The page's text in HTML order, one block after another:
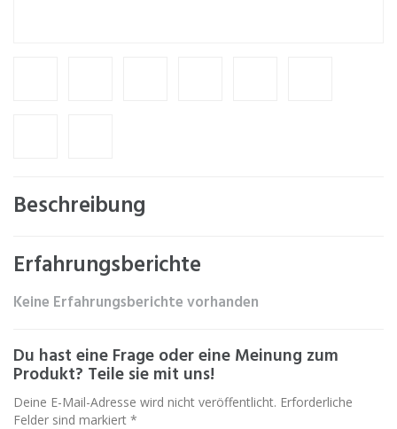
Beschreibung
Erfahrungsberichte
Keine Erfahrungsberichte vorhanden
Du hast eine Frage oder eine Meinung zum
Produkt? Teile sie mit uns!
Deine E-Mail-Adresse wird nicht veröffentlicht. Erforderliche
Felder sind markiert *